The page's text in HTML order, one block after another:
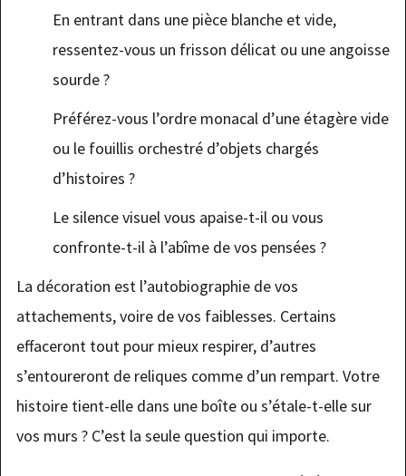
En entrant dans une pièce blanche et vide,
ressentez-vous un frisson délicat ou une angoisse
sourde ?
Préférez-vous l’ordre monacal d’une étagère vide
ou le fouillis orchestré d’objets chargés
d’histoires ?
Le silence visuel vous apaise-t-il ou vous
confronte-t-il à l’abîme de vos pensées ?
La décoration est l’autobiographie de vos
attachements, voire de vos faiblesses. Certains
effaceront tout pour mieux respirer, d’autres
s’entoureront de reliques comme d’un rempart. Votre
histoire tient-elle dans une boîte ou s’étale-t-elle sur
vos murs ? C’est la seule question qui importe.